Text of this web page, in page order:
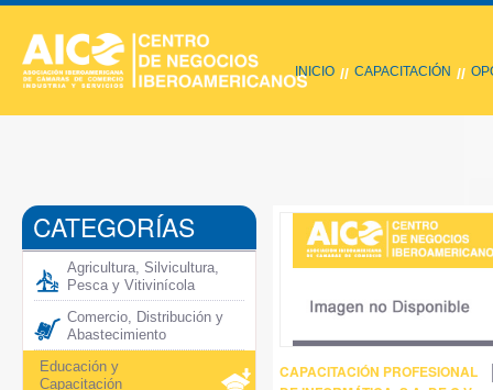
INICIO // CAPACITACIÓN //
CATEGORÍAS
Agricultura, Silvicultura,
Pesca y Vitivinícola
Comercio, Distribución y
Abastecimiento
Educación y
Capacitación
CAPACITACIÓN PROFESIONAL